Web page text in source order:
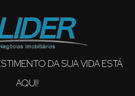
DA SUA VIDA ESTÁ
AQUI!